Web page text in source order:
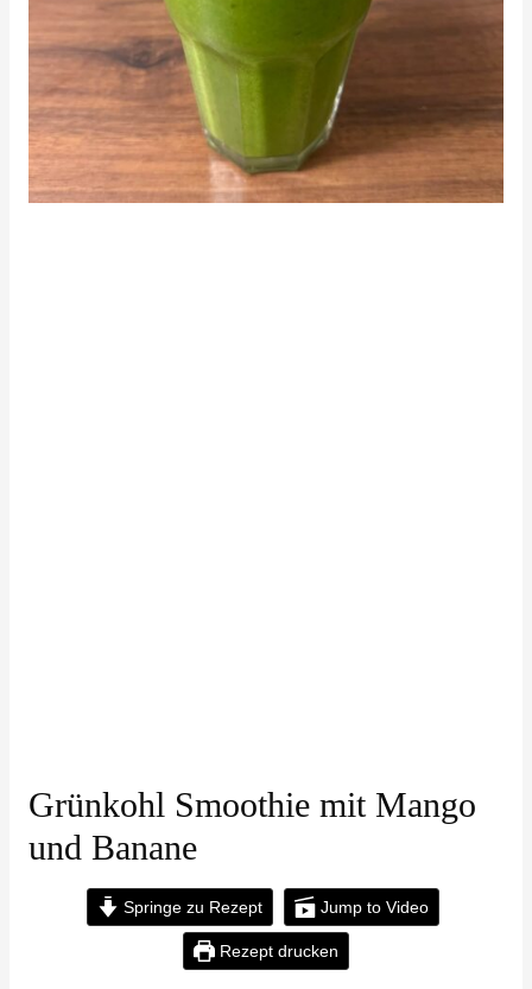
Grünkohl Smoothie mit Mango
und Banane
Springe zu Rezept Jump to Video
Rezept drucken